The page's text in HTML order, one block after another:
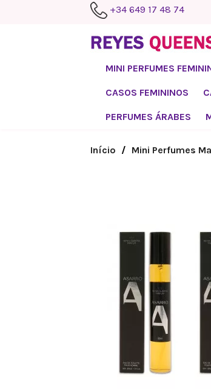
+34 649 17 48 74
MINI PERFUMES
CASOS FEMININOS
PERFUMES ÁRABES
Início Mini Perfumes